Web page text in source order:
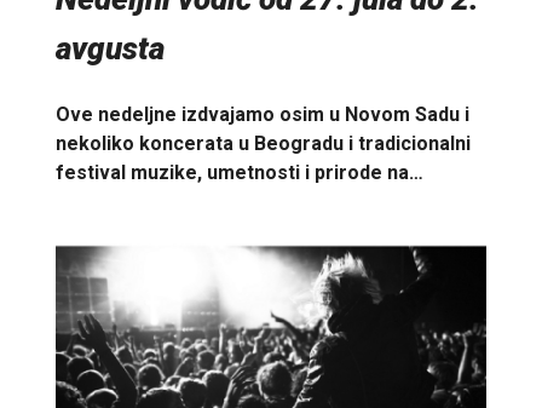
avgusta
Ove nedeljne izdvajamo osim u Novom Sadu i
nekoliko koncerata u Beogradu i tradicionalni
festival muzike, umetnosti i prirode na…